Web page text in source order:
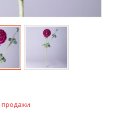
продажи